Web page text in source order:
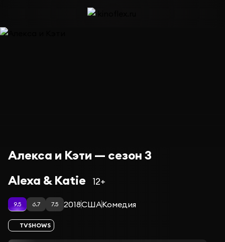
Алекса и Кэти — сезон 3
Alexa & Katie
12+
9.5 6.7 7.5 2018СШАКомедия
TVSHOWS